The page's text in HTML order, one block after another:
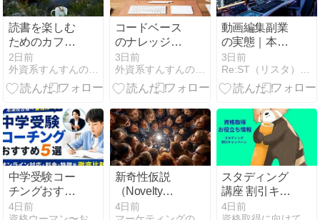
読書を楽しむ
ためのカフェ
とは？おすす
めスポットも
紹介
2日前
外資系すんすんの秘密メモ｜人生を豊かにする考え方と戦略
コードベース
のナレッジ化
に最適なLLM
Wikiの利点と
活用法
3日前
外資系すんすんの秘密メモ｜人生を豊かにする考え方と戦略
動画編集副業
の実態｜本当
に稼げるのか
徹底検証
3日前
中学受験コー
チングおすす
め5選【2026
4日前
新奇性仮説
（Novelty
Hypothesis）
4日前
スタディング
講座 割引キャ
ンペーン 2026
4日前